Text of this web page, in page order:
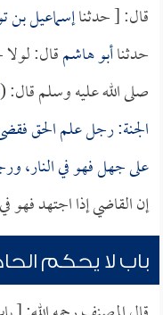
قال: [ حدثناإسماعيل بن
حدثناأبو هاشمقال:
صلى الله عليه وسلم قال: (
الجنة: رجل علم الحق
على جهل فهو في النار،
إن القاضي إذا اجتهد فهو
باب لا يحكم